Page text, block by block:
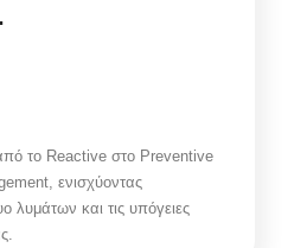
το Reactive στο Preventive
ενισχύοντας
λυμάτων και τις υπόγειες